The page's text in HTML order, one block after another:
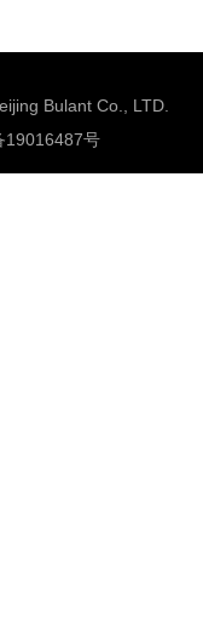
Bulant Co., LTD.
19016487号